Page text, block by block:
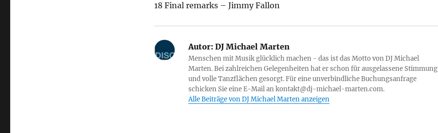
18 Final remarks – Jimmy Fallon
Autor:DJ Michael Marten
Menschen mit Musik glücklich machen - das ist das Motto von DJ Michael
Marten. Bei zahlreichen Gelegenheiten hat er schon für ausgelassene Stimmung
und volle Tanzflächen gesorgt. Für eine unverbindliche Buchungsanfrage
schicken Sie eine E-Mail an kontakt@dj-michael-marten.com.
Alle Beiträge von DJ Michael Marten anzeigen